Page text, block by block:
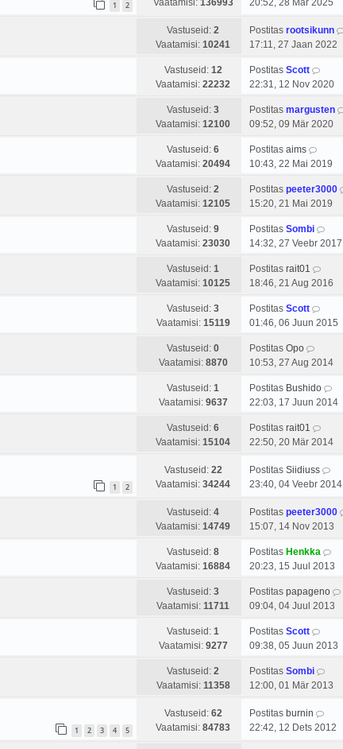
1 2
Vaatamisi: 136993
20:52, 28 Mär 2025
Vastuseid: 2
Vaatamisi: 10241
Postitas rootsikunn
17:11, 27 Jaan 2022
Vastuseid: 12
Vaatamisi: 22232
Postitas Scott
22:31, 12 Nov 2020
Vastuseid: 3
Vaatamisi: 12100
Postitas margusten
09:52, 09 Mär 2020
Vastuseid: 6
Vaatamisi: 20494
Postitas aims
10:43, 22 Mai 2019
Vastuseid: 2
Vaatamisi: 12105
Postitas peeter3000
15:20, 21 Mai 2019
Vastuseid: 9
Vaatamisi: 23030
Postitas Sombi
14:32, 27 Veebr 2017
Vastuseid: 1
Vaatamisi: 10125
Postitas rait01
18:46, 21 Aug 2016
Vastuseid: 3
Vaatamisi: 15119
Postitas Scott
01:46, 06 Juun 2015
Vastuseid: 0
Vaatamisi: 8870
Postitas Opo
10:53, 27 Aug 2014
Vastuseid: 1
Vaatamisi: 9637
Postitas Bushido
22:03, 17 Juun 2014
Vastuseid: 6
Vaatamisi: 15104
Postitas rait01
22:50, 20 Mär 2014
1 2
Vastuseid: 22
Vaatamisi: 34244
Postitas Siidiuss
23:40, 04 Veebr 2014
Vastuseid: 4
Vaatamisi: 14749
Postitas peeter3000
15:07, 14 Nov 2013
Vastuseid: 8
Vaatamisi: 16884
Postitas Henkka
20:23, 15 Juul 2013
Vastuseid: 3
Vaatamisi: 11711
Postitas papageno
09:04, 04 Juul 2013
Vastuseid: 1
Vaatamisi: 9277
Postitas Scott
09:38, 05 Juun 2013
Vastuseid: 2
Vaatamisi: 11358
Postitas Sombi
12:00, 01 Mär 2013
1 2 3 4 5
Vastuseid: 62
Vaatamisi: 84783
Postitas burnin
22:42, 12 Dets 2012